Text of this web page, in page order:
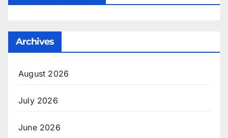
Archives
August 2026
July 2026
June 2026